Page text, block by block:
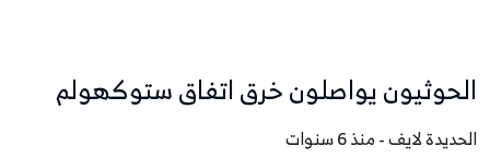
الحوثيون يواصلون خرق اتفاق ستوكهولم
الحديدة لايف - منذ 6 سنوات